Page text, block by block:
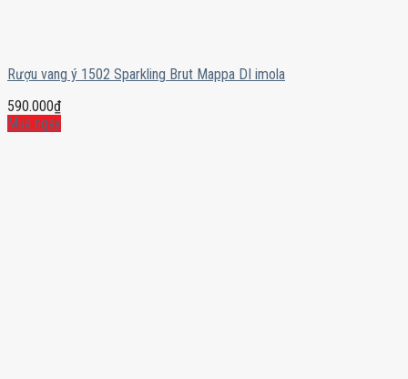
Rượu vang ý 1502 Sparkling Brut Mappa DI imola
590.000₫
Mua ngay